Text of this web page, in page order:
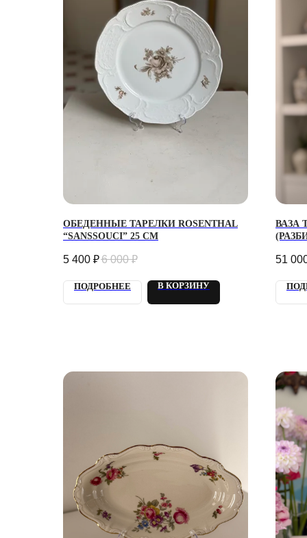
ОБЕДЕННЫЕ ТАРЕЛКИ ROSENTHAL
“SANSSOUCI” 25 СМ
5 400 ₽6 000 ₽
ПОДРОБНЕЕ В КОРЗИНУ
ВАЗА
51